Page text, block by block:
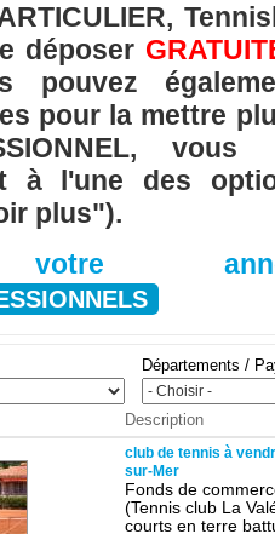
déposer
pouvez
pour la mettre
vous
à l'une des
plus").
votre
Départements /
Description
club de tennis à
sur-Mer
Fonds de
(Tennis club La
courts en terre